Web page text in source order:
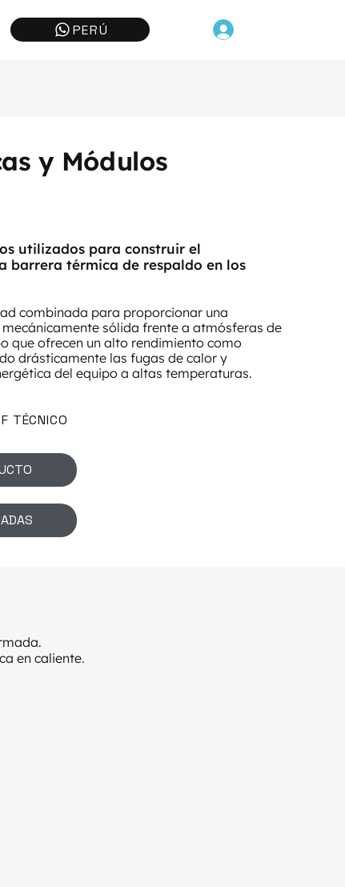
PERÚ
y Módulos
utilizados para construir el
barrera térmica de respaldo en los
combinada para proporcionar una
sólida frente a atmósferas de
que ofrecen un alto rendimiento como
drásticamente las fugas de calor y
del equipo a altas temperaturas.
TÉCNICO
en caliente.